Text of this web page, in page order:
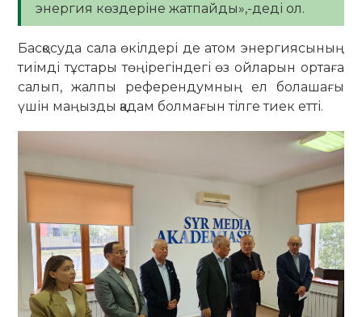
энергия көздеріне жатпайды»,-деді ол.
Басқосуда сала өкілдері де атом энергиясының
тиімді тұстары төңірегіндегі өз ойларын ортаға
салып, жалпы референдумның ел болашағы
үшін маңызды қадам болмағын тілге тиек етті.